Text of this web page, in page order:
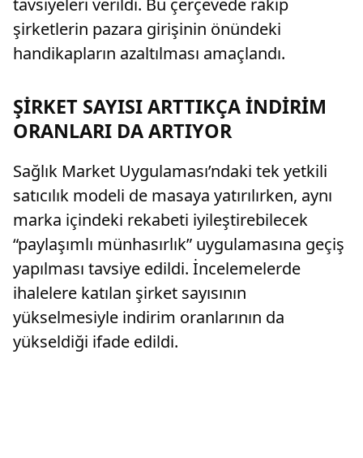
tavsiyeleri verildi. Bu çerçevede rakip
şirketlerin pazara girişinin önündeki
handikapların azaltılması amaçlandı.
ŞİRKET SAYISI ARTTIKÇA İNDİRİM
ORANLARI DA ARTIYOR
Sağlık Market Uygulaması’ndaki tek yetkili
satıcılık modeli de masaya yatırılırken, aynı
marka içindeki rekabeti iyileştirebilecek
“paylaşımlı münhasırlık” uygulamasına geçiş
yapılması tavsiye edildi. İncelemelerde
ihalelere katılan şirket sayısının
yükselmesiyle indirim oranlarının da
yükseldiği ifade edildi.